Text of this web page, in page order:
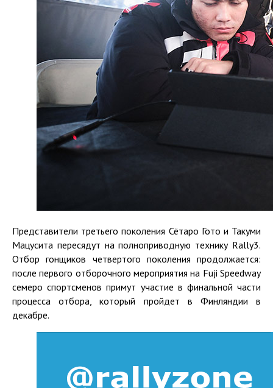
Представители третьего поколения Сётаро Гото и Такуми
Мацусита пересядут на полноприводную технику Rally3.
Отбор гонщиков четвертого поколения продолжается:
после первого отборочного мероприятия на Fuji Speedway
семеро спортсменов примут участие в финальной части
процесса отбора, который пройдет в Финляндии в
декабре.